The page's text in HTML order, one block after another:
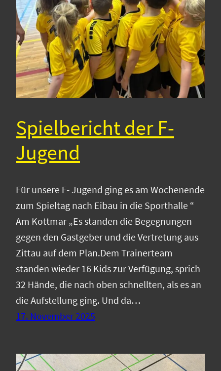
Spielbericht der F-
Jugend
Für unsere F- Jugend ging es am Wochenende
zum Spieltag nach Eibau in die Sporthalle “
Am Kottmar „Es standen die Begegnungen
gegen den Gastgeber und die Vertretung aus
Zittau auf dem Plan.Dem Trainerteam
standen wieder 16 Kids zur Verfügung, sprich
32 Hände, die nach oben schnellten, als es an
die Aufstellung ging. Und da…
17. November 2025